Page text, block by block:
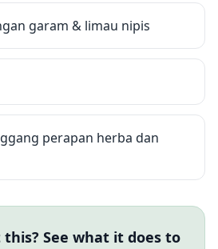
garam & limau nipis
perapan herba dan
See what it does to